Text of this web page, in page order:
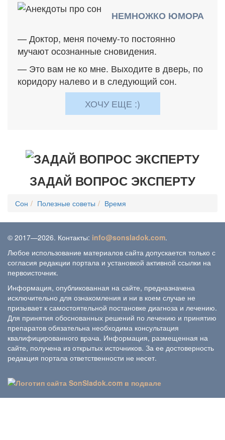
НЕМНОЖКО ЮМОРА
— Доктор, меня почему-то постоянно
мучают осознанные сновидения.
— Это вам не ко мне. Выходите в дверь, по
коридору налево и в следующий сон.
ХОЧУ ЕЩЕ :)
ЗАДАЙ ВОПРОС ЭКСПЕРТУ
Сон Полезные советы Время
© 2017—2026. Контакты: info@sonsladok.com.
Любое использование материалов сайта допускается только с
согласия редакции портала и установкой активной ссылки на
первоисточник.
Информация, опубликованная на сайте, предназначена
исключительно для ознакомления и ни в коем случае не
призывает к самостоятельной постановке диагноза и лечению.
Для принятия обоснованных решений по лечению и принятию
препаратов обязательна необходима консультация
квалифицированного врача. Информация, размещенная на
сайте, получена из открытых источников. За ее достоверность
редакция портала ответственности не несет.